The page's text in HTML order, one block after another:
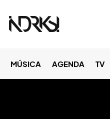
MÚSICA AGENDA TV